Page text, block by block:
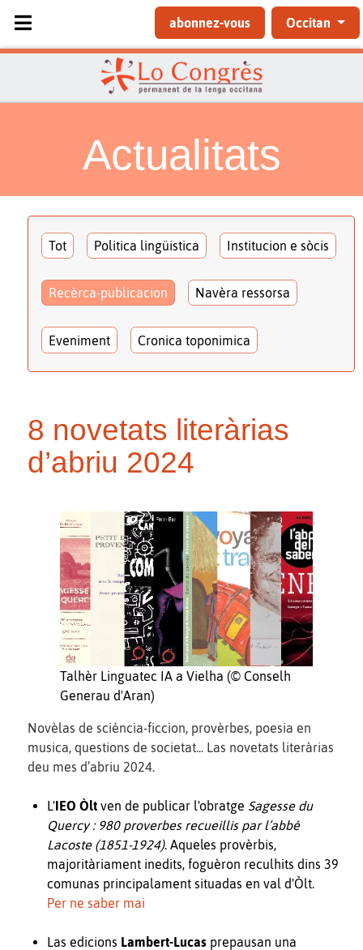
Sélectionnez votre langue
abonnez-vous Occitan
Actualitats
Tot Politica lingüistica Institucion e sòcis
Recèrca-publicacion Navèra ressorsa
Eveniment Cronica toponimica
8 novetats literàrias
d’abriu 2024
Talhèr Linguatec IA a Vielha (© Conselh
Generau d'Aran)
Novèlas de sciéncia-ficcion, provèrbes, poesia en
musica, questions de societat... Las novetats literàrias
deu mes d’abriu 2024.
L'IEO Òlt ven de publicar l'obratge Sagesse du
Quercy : 980 proverbes recueillis par l’abbé
Lacoste (1851-1924). Aqueles provèrbis,
majoritàriament inedits, foguèron reculhits dins 39
comunas principalament situadas en val d'Òlt.
Per ne saber mai
Las edicions Lambert-Lucas prepausan una